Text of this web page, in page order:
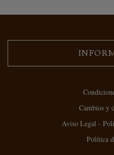
Cambios y
Aviso Legal -
Política